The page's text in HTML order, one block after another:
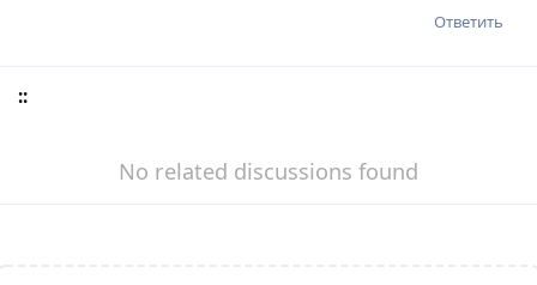
Ответить
::
No related discussions found